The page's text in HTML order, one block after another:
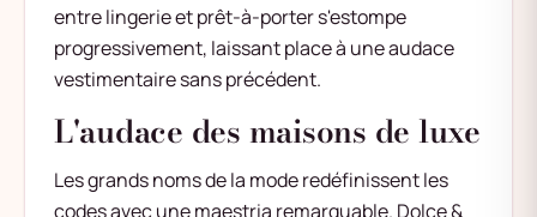
entre lingerie et prêt-à-porter s'estompe
progressivement, laissant place à une audace
vestimentaire sans précédent.
L'audace des maisons de luxe
Les grands noms de la mode redéfinissent les
codes avec une maestria remarquable. Dolce &